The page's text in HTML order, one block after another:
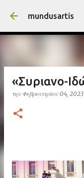
mundusartis
«Συριανο-
την Φεβρουαρίου 04, 2023